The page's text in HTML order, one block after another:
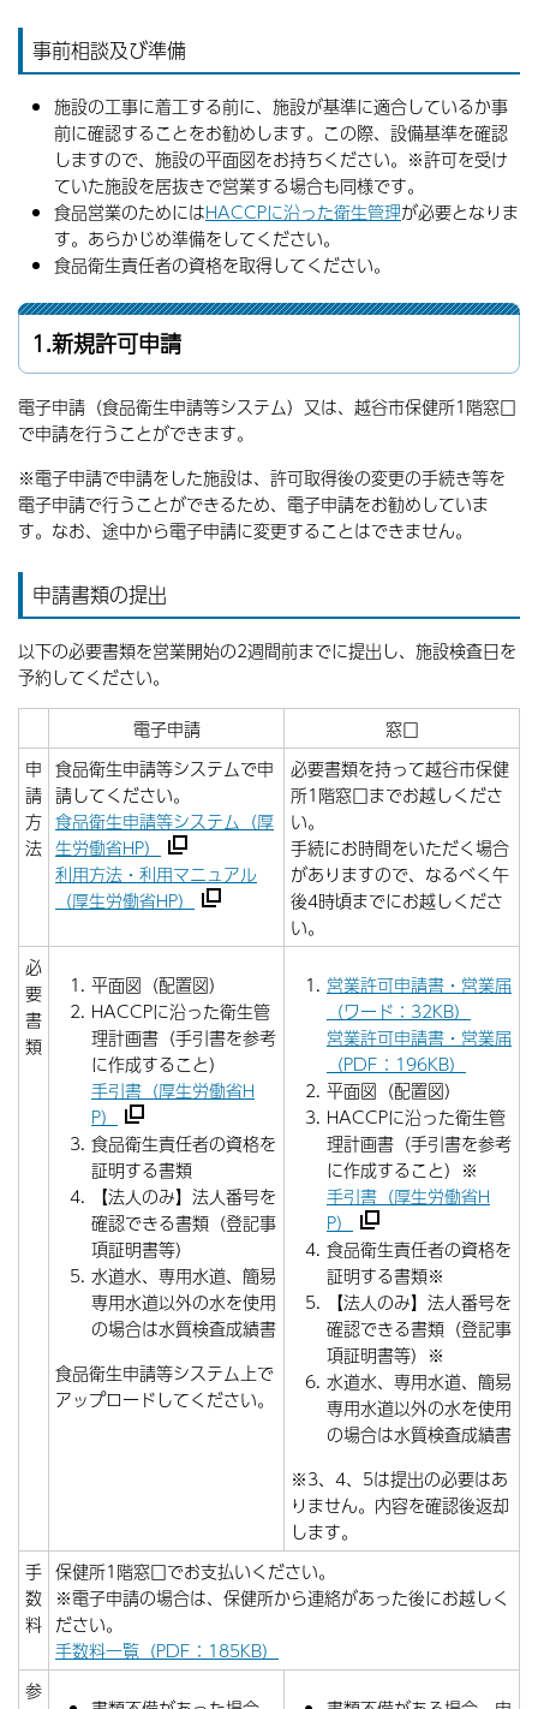
事前相談及び準備
施設の工事に着工する前に、施設が基準に適合しているか事
前に確認することをお勧めします。この際、設備基準を確認
しますので、施設の平面図をお持ちください。※許可を受け
ていた施設を居抜きで営業する場合も同様です。
食品営業のためにはHACCPに沿った衛生管理が必要となりま
す。あらかじめ準備をしてください。
食品衛生責任者の資格を取得してください。
1.新規許可申請
電子申請（食品衛生申請等システム）又は、越谷市保健所1階窓口
で申請を行うことができます。
※電子申請で申請をした施設は、許可取得後の変更の手続き等を
電子申請で行うことができるため、電子申請をお勧めしていま
す。なお、途中から電子申請に変更することはできません。
申請書類の提出
以下の必要書類を営業開始の2週間前までに提出し、施設検査日を
予約してください。
電子申請
窓口
申
請
方
法
食品衛生申請等システムで申
請してください。
食品衛生申請等システム（厚
生労働省HP）
利用方法・利用マニュアル
（厚生労働省HP）
必要書類を持って越谷市保健
所1階窓口までお越しくださ
い。
手続にお時間をいただく場合
がありますので、なるべく午
後4時頃までにお越しくださ
い。
必
要
書
類
平面図（配置図）
HACCPに沿った衛生管
理計画書（手引書を参考
に作成すること）
手引書（厚生労働省H
P）
食品衛生責任者の資格を
証明する書類
【法人のみ】法人番号を
確認できる書類（登記事
項証明書等）
水道水、専用水道、簡易
専用水道以外の水を使用
の場合は水質検査成績書
食品衛生申請等システム上で
アップロードしてください。
営業許可申請書・営業届
（ワード：32KB）
営業許可申請書・営業届
（PDF：196KB）
平面図（配置図）
HACCPに沿った衛生管
理計画書（手引書を参考
に作成すること）※
手引書（厚生労働省H
P）
食品衛生責任者の資格を
証明する書類※
【法人のみ】法人番号を
確認できる書類（登記事
項証明書等）※
水道水、専用水道、簡易
専用水道以外の水を使用
の場合は水質検査成績書
※3、4、5は提出の必要はあ
りません。内容を確認後返却
します。
手
数
料
保健所1階窓口でお支払いください。
※電子申請の場合は、保健所から連絡があった後にお越しく
ださい。
手数料一覧（PDF：185KB）
参